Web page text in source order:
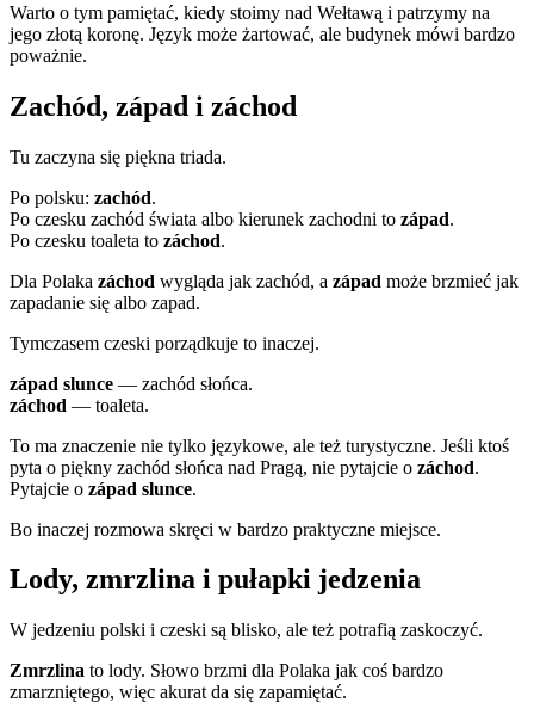
Warto o tym pamiętać, kiedy stoimy nad Wełtawą i patrzymy na
jego złotą koronę. Język może żartować, ale budynek mówi bardzo
poważnie.
Zachód, západ i záchod
Tu zaczyna się piękna triada.
Po polsku: zachód.
Po czesku zachód świata albo kierunek zachodni to západ.
Po czesku toaleta to záchod.
Dla Polaka záchod wygląda jak zachód, a západ może brzmieć jak
zapadanie się albo zapad.
Tymczasem czeski porządkuje to inaczej.
západ slunce — zachód słońca.
záchod — toaleta.
To ma znaczenie nie tylko językowe, ale też turystyczne. Jeśli ktoś
pyta o piękny zachód słońca nad Pragą, nie pytajcie o záchod.
Pytajcie o západ slunce.
Bo inaczej rozmowa skręci w bardzo praktyczne miejsce.
Lody, zmrzlina i pułapki jedzenia
W jedzeniu polski i czeski są blisko, ale też potrafią zaskoczyć.
Zmrzlina to lody. Słowo brzmi dla Polaka jak coś bardzo
zmarzniętego, więc akurat da się zapamiętać.